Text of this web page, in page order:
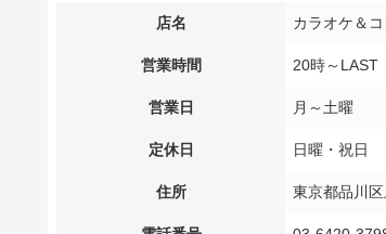
店名 カラオケ＆
営業時間 20時～LAST
営業日 月～土曜
定休日 日曜・祝日
住所 東京都品川